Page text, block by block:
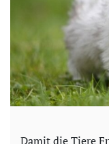
Damit die Tiere